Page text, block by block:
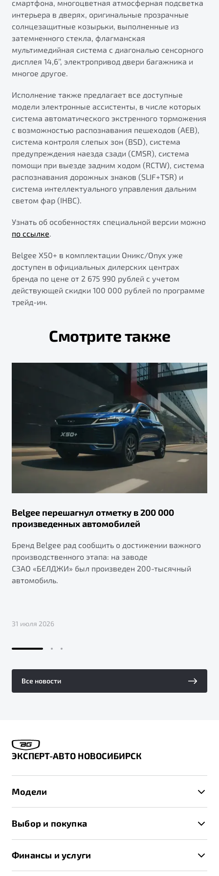
смартфона, многоцветная атмосферная подсветка
интерьера в дверях, оригинальные прозрачные
солнцезащитные козырьки, выполненные из
затемненного стекла, флагманская
мультимедийная система с диагональю сенсорного
дисплея 14,6’’, электропривод двери багажника и
многое другое.
Исполнение также предлагает все доступные
модели электронные ассистенты, в числе которых
система автоматического экстренного торможения
с возможностью распознавания пешеходов (AEB),
система контроля слепых зон (BSD), система
предупреждения наезда сзади (CMSR), система
помощи при выезде задним ходом (RCTW), система
распознавания дорожных знаков (SLIF+TSR) и
система интеллектуального управления дальним
светом фар (IHBC).
Узнать об особенностях специальной версии можно
по ссылке.
Belgee X50+ в комплектации Оникс/Onyx уже
доступен в официальных дилерских центрах
бренда по цене от 2 675 990 рублей с учетом
действующей скидки 100 000 рублей по программе
трейд-ин.
Смотрите также
Belgee перешагнул отметку в 200 000
произведенных автомобилей
Бренд Belgee рад сообщить о достижении важного
производственного этапа: на заводе
СЗАО «БЕЛДЖИ» был произведен 200-тысячный
автомобиль.
31 июля 2026
Все новости
ЭКСПЕРТ-АВТО НОВОСИБИРСК
Модели
X70
Выбор и покупка
Спецпредложения и Акции
Финансы и услуги